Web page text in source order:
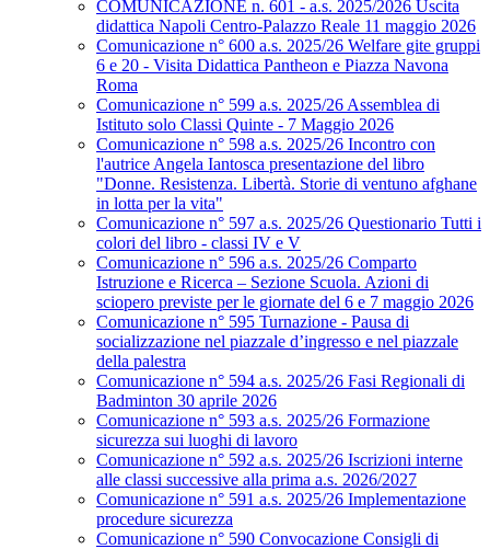
COMUNICAZIONE n. 601 - a.s. 2025/2026 Uscita
didattica Napoli Centro-Palazzo Reale 11 maggio 2026
Comunicazione n° 600 a.s. 2025/26 Welfare gite gruppi
6 e 20 - Visita Didattica Pantheon e Piazza Navona
Roma
Comunicazione n° 599 a.s. 2025/26 Assemblea di
Istituto solo Classi Quinte - 7 Maggio 2026
Comunicazione n° 598 a.s. 2025/26 Incontro con
l'autrice Angela Iantosca presentazione del libro
"Donne. Resistenza. Libertà. Storie di ventuno afghane
in lotta per la vita"
Comunicazione n° 597 a.s. 2025/26 Questionario Tutti i
colori del libro - classi IV e V
Comunicazione n° 596 a.s. 2025/26 Comparto
Istruzione e Ricerca – Sezione Scuola. Azioni di
sciopero previste per le giornate del 6 e 7 maggio 2026
Comunicazione n° 595 Turnazione - Pausa di
socializzazione nel piazzale d’ingresso e nel piazzale
della palestra
Comunicazione n° 594 a.s. 2025/26 Fasi Regionali di
Badminton 30 aprile 2026
Comunicazione n° 593 a.s. 2025/26 Formazione
sicurezza sui luoghi di lavoro
Comunicazione n° 592 a.s. 2025/26 Iscrizioni interne
alle classi successive alla prima a.s. 2026/2027
Comunicazione n° 591 a.s. 2025/26 Implementazione
procedure sicurezza
Comunicazione n° 590 Convocazione Consigli di